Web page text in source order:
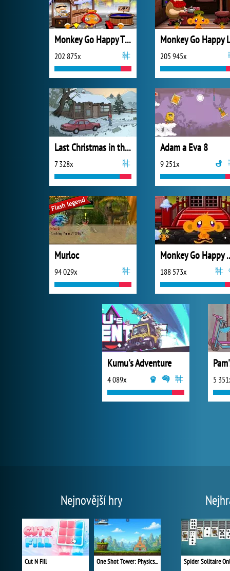
Monkey Go Happy Thanksgiving
202 875x 205 945x
Last Christmas in the Cabin
7 328x
Adam a Eva 8
9 251x
Murloc
94 029x
Monkey
188 573x
Kumu's Adventure
4 089x 5
Nejnovější hry
Cut N Fill One Shot Tower: Physics Destroyer Spider Solitaire